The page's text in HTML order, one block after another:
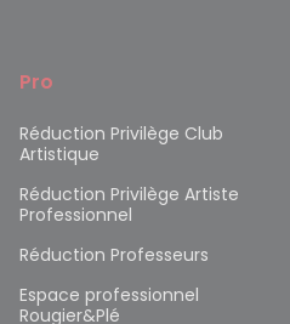
Pro
Réduction Privilège Club
Artistique
Réduction Privilège Artiste
Professionnel
Réduction Professeurs
Espace professionnel
Rougier&Plé